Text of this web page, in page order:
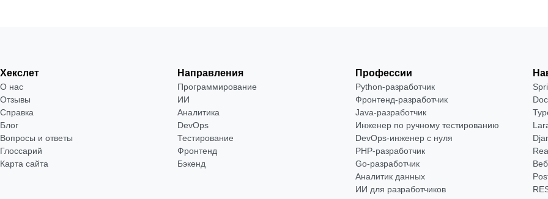
Хекслет
О нас
Отзывы
Справка
Блог
Вопросы и ответы
Глоссарий
Карта сайта
Направления
Программирование
ИИ
Аналитика
DevOps
Тестирование
Фронтенд
Бэкенд
Профессии
Python-разработчик
Фронтенд-разработчик
Java-разработчик
Инженер по ручному тестированию
DevOps-инженер с нуля
РНР-разработчик
Go-разработчик
Аналитик данных
ИИ для разработчиков